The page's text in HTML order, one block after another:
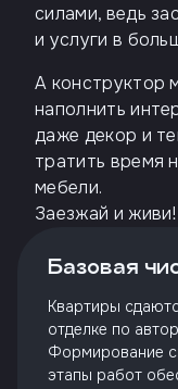
силами, ведь
и услуги в
А конструктор
наполнить
даже декор и
тратить время
мебели.
Заезжай и живи!
Базовая
Квартиры
отделке по
Формирование
этапы работ